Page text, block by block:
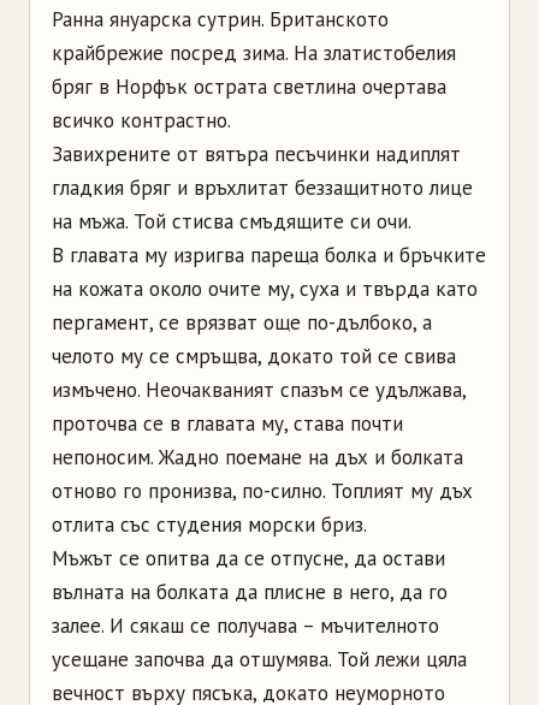
Ранна януарска сутрин. Британското
крайбрежие посред зима. На златистобелия
бряг в Норфък острата светлина очертава
всичко контрастно.
Завихрените от вятъра песъчинки надиплят
гладкия бряг и връхлитат беззащитното лице
на мъжа. Той стисва смъдящите си очи.
В главата му изригва пареща болка и бръчките
на кожата около очите му, суха и твърда като
пергамент, се врязват още по-дълбоко, а
челото му се смръщва, докато той се свива
измъчено. Неочакваният спазъм се удължава,
проточва се в главата му, става почти
непоносим. Жадно поемане на дъх и болката
отново го пронизва, по-силно. Топлият му дъх
отлита със студения морски бриз.
Мъжът се опитва да се отпусне, да остави
вълната на болката да плисне в него, да го
залее. И сякаш се получава – мъчителното
усещане започва да отшумява. Той лежи цяла
вечност върху пясъка, докато неуморното